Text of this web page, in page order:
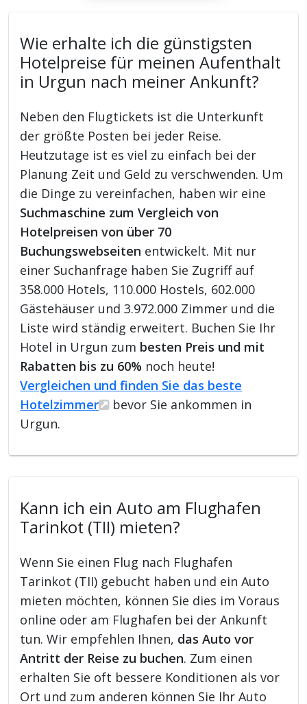
Wie erhalte ich die günstigsten
Hotelpreise für meinen Aufenthalt
in Urgun nach meiner Ankunft?
Neben den Flugtickets ist die Unterkunft
der größte Posten bei jeder Reise.
Heutzutage ist es viel zu einfach bei der
Planung Zeit und Geld zu verschwenden. Um
die Dinge zu vereinfachen, haben wir eine
Suchmaschine zum Vergleich von
Hotelpreisen von über 70
Buchungswebseiten entwickelt. Mit nur
einer Suchanfrage haben Sie Zugriff auf
358.000 Hotels, 110.000 Hostels, 602.000
Gästehäuser und 3.972.000 Zimmer und die
Liste wird ständig erweitert. Buchen Sie Ihr
Hotel in Urgun zum besten Preis und mit
Rabatten bis zu 60% noch heute!
Vergleichen und finden Sie das beste
Hotelzimmer
bevor Sie ankommen in
Urgun.
Kann ich ein Auto am Flughafen
Tarinkot (TII) mieten?
Wenn Sie einen Flug nach Flughafen
Tarinkot (TII) gebucht haben und ein Auto
mieten möchten, können Sie dies im Voraus
online oder am Flughafen bei der Ankunft
tun. Wir empfehlen Ihnen, das Auto vor
Antritt der Reise zu buchen. Zum einen
erhalten Sie oft bessere Konditionen als vor
Ort und zum anderen können Sie Ihr Auto